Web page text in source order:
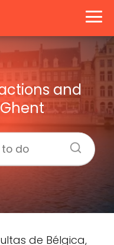
and
de Bélgica,